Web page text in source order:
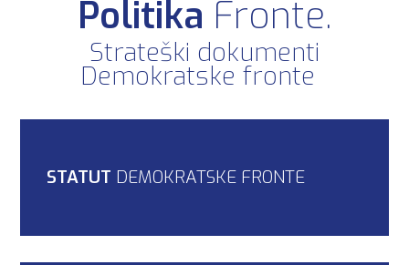
Politika Fronte.
Strateški dokumenti
Demokratske fronte
STATUT DEMOKRATSKE FRONTE